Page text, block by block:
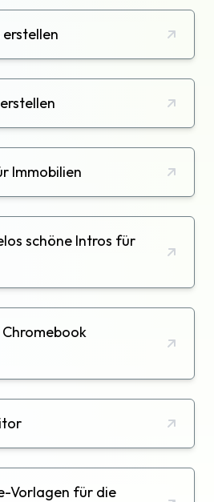
Immobilien
schöne Intros für
Vorlagen für die